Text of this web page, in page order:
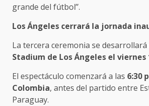
grande del fútbol”.
Los Ángeles cerrará la jornada
La tercera ceremonia se desarrollará
Stadium de Los Ángeles el viernes
El espectáculo comenzará a las 6:30
Colombia, antes del partido entre
Paraguay.